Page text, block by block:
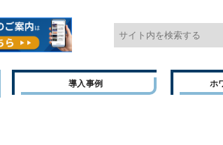
導入事例 ホ